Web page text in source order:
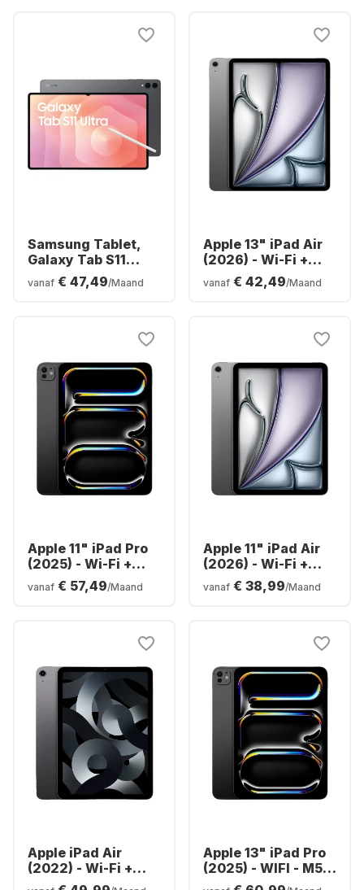
Samsung Tablet,
Galaxy Tab S11
Ultra - WIFI -
Android - 256GB
vanaf € 47,49/Maand
Apple 13" iPad Air
(2026) - Wi-Fi +
Cellular - M4 -
128GB
vanaf € 42,49/Maand
Apple 11" iPad Pro
(2025) - Wi-Fi +
Cellular - M5 - iOS -
256GB
vanaf € 57,49/Maand
Apple 11" iPad Air
(2026) - Wi-Fi +
Cellular - M4 -
128GB
vanaf € 38,99/Maand
Apple iPad Air
(2022) - Wi-Fi +
Cellular - 64GB
Apple 13" iPad Pro
(2025) - WIFI - M5 -
iOS - 256GB